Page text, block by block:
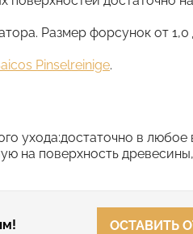
Размер форсунок от 1,0
Pinselreinige.
ухода:достаточно в
на поверхность
ОСТАВИТЬ